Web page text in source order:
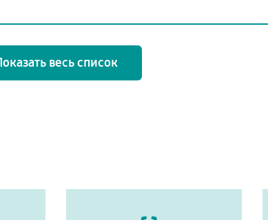
весь список